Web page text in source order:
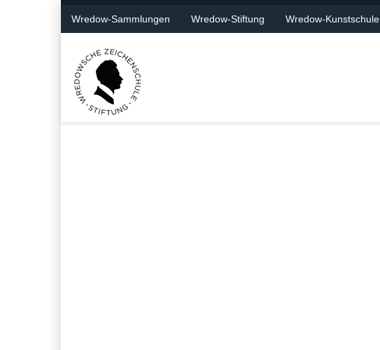
Wredow-Sammlungen Wredow-Stiftung Wredow-Kunstschule